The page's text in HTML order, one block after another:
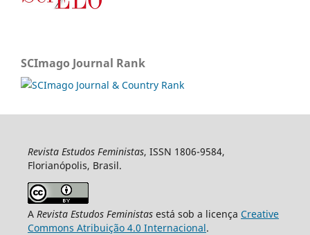
SCImago Journal Rank
Revista Estudos Feministas, ISSN 1806-9584,
Florianópolis, Brasil.
A Revista Estudos Feministasestá sob a licença Creative
Commons Atribuição 4.0 Internacional.